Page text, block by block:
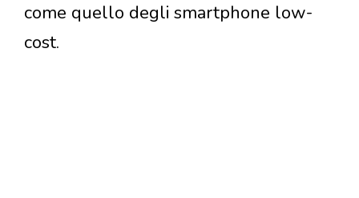
come quello degli smartphone low-
cost.